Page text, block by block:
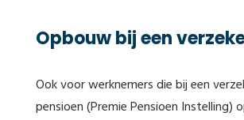
Opbouw bij een
Ook voor werknemers die bij een
pensioen (Premie Pensioen Instelling)